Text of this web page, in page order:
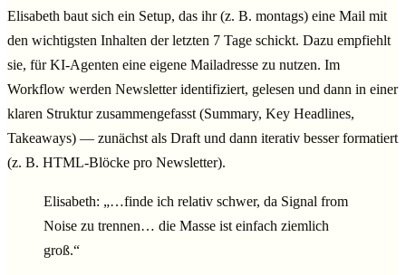
Elisabeth baut sich ein Setup, das ihr (z. B. montags) eine Mail mit
den wichtigsten Inhalten der letzten 7 Tage schickt. Dazu empfiehlt
sie, für KI-Agenten eine eigene Mailadresse zu nutzen. Im
Workflow werden Newsletter identifiziert, gelesen und dann in einer
klaren Struktur zusammengefasst (Summary, Key Headlines,
Takeaways) — zunächst als Draft und dann iterativ besser formatiert
(z. B. HTML-Blöcke pro Newsletter).
Elisabeth: „…finde ich relativ schwer, da Signal from
Noise zu trennen… die Masse ist einfach ziemlich
groß.“